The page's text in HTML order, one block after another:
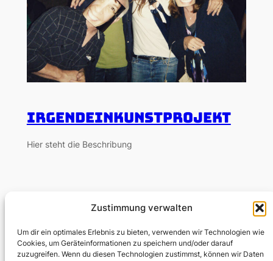
Zustimmung verwalten
Um dir ein optimales Erlebnis zu bieten, verwenden wir Technologien wie
Cookies, um Geräteinformationen zu speichern und/oder darauf
zuzugreifen. Wenn du diesen Technologien zustimmst, können wir Daten
Irgendeinkunstprojekt
Hier steht die Beschribung